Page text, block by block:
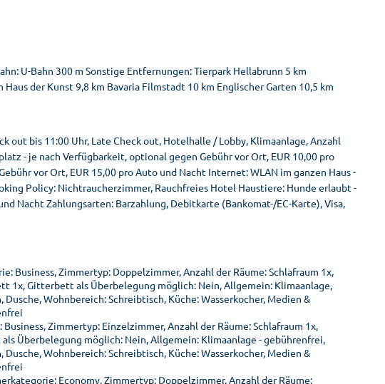
U-Bahn 300 m Sonstige Entfernungen: Tierpark Hellabrunn 5 km
der Kunst 9,8 km Bavaria Filmstadt 10 km Englischer Garten 10,5 km
out bis 11:00 Uhr, Late Check out, Hotelhalle / Lobby, Klimaanlage, Anzahl
- je nach Verfügbarkeit, optional gegen Gebühr vor Ort, EUR 10,00 pro
vor Ort, EUR 15,00 pro Auto und Nacht Internet: WLAN im ganzen Haus -
Policy: Nichtraucherzimmer, Rauchfreies Hotel Haustiere: Hunde erlaubt -
Nacht Zahlungsarten: Barzahlung, Debitkarte (Bankomat-/EC-Karte), Visa,
Business, Zimmertyp: Doppelzimmer, Anzahl der Räume: Schlafraum 1x,
1x, Gitterbett als Überbelegung möglich: Nein, Allgemein: Klimaanlage,
Wohnbereich: Schreibtisch, Küche: Wasserkocher, Medien &
Zimmertyp: Einzelzimmer, Anzahl der Räume: Schlafraum 1x,
Überbelegung möglich: Nein, Allgemein: Klimaanlage - gebührenfrei,
Wohnbereich: Schreibtisch, Küche: Wasserkocher, Medien &
Economy, Zimmertyp: Doppelzimmer, Anzahl der Räume: